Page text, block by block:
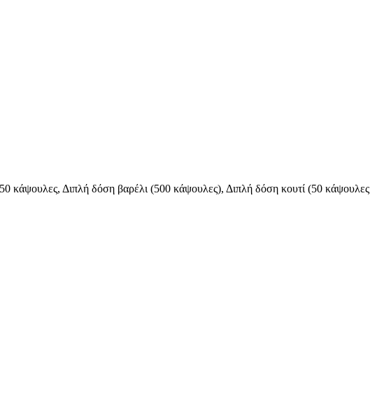
Διπλή δόση βαρέλι (500 κάψουλες), Διπλή δόση κουτί (50 κάψουλες